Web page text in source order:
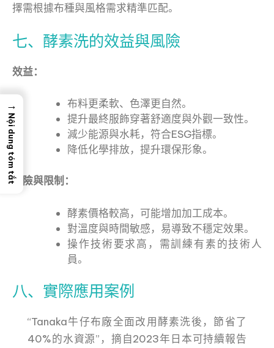
擇需根據布種與風格需求精準匹配。
七、酵素洗的效益與風險
效益：
布料更柔軟、色澤更自然。
提升最終服飾穿著舒適度與外觀一致性。
減少能源與水耗，符合ESG指標。
降低化學排放，提升環保形象。
風險與限制：
酵素價格較高，可能增加加工成本。
對溫度與時間敏感，易導致不穩定效果。
操作技術要求高，需訓練有素的技術人
員。
八、實際應用案例
“Tanaka牛仔布廠全面改用酵素洗後，節省了
40%的水資源”，摘自2023年日本可持續報告
→
Nội dung tóm tắt